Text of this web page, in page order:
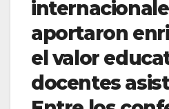
aportaron
el valor
docentes